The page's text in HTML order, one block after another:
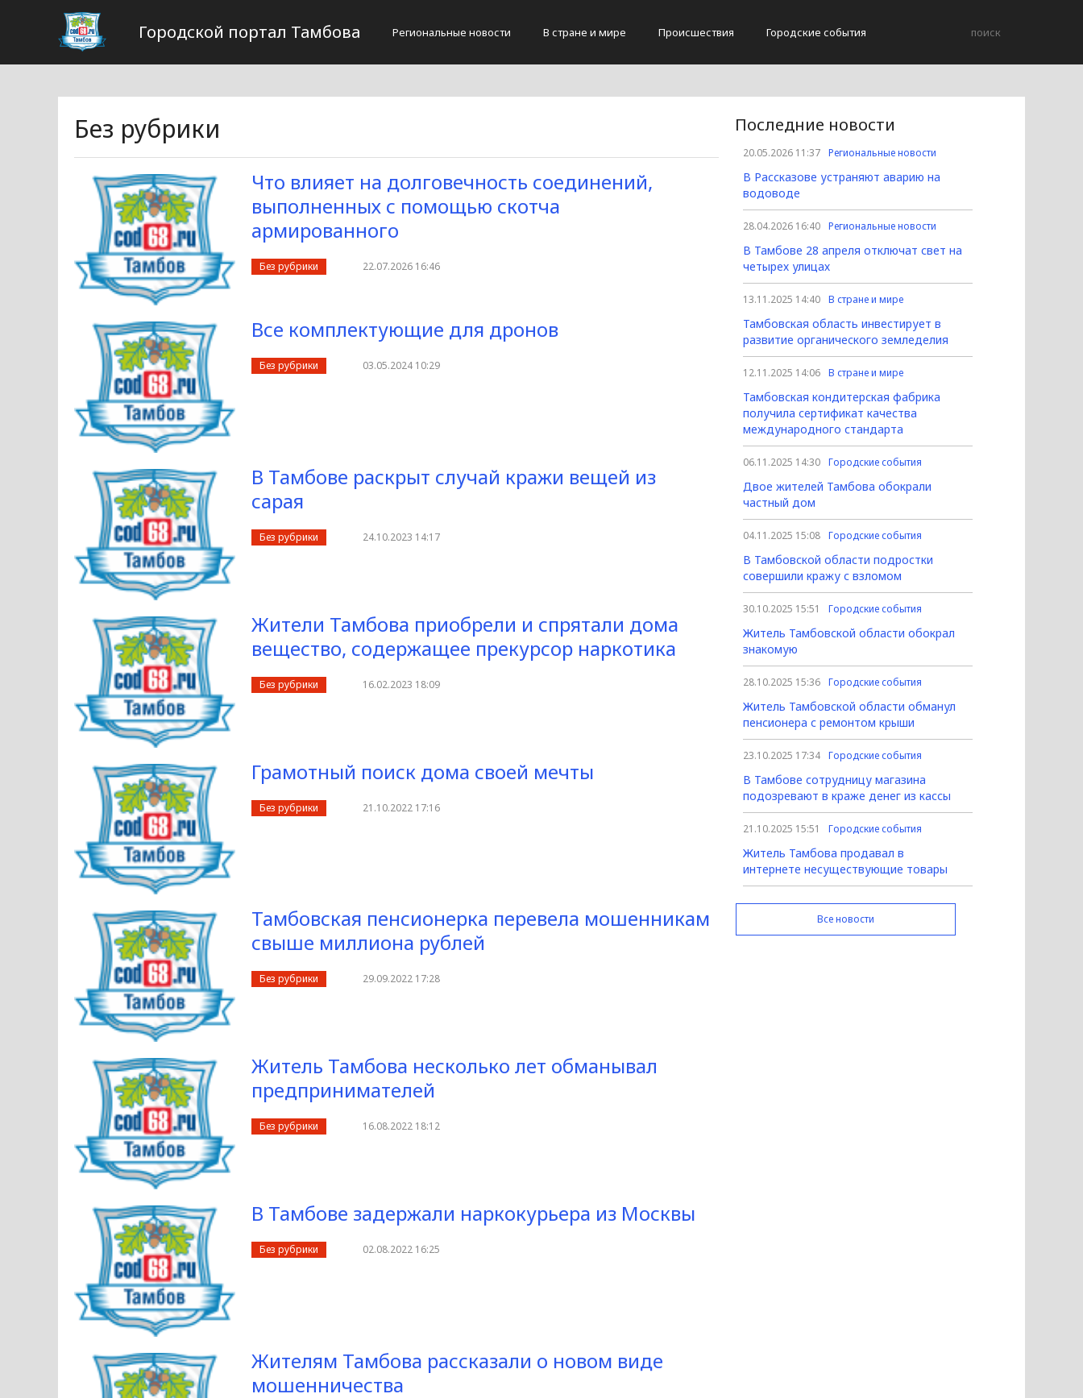
Городской портал Тамбова Региональные новости В стране и мире Происшествия Городские события
Без рубрики
Что влияет на долговечность соединений,
выполненных с помощью скотча
армированного
Без рубрики 22.07.2026 16:46
Все комплектующие для дронов
Без рубрики 03.05.2024 10:29
В Тамбове раскрыт случай кражи вещей из
сарая
Без рубрики 24.10.2023 14:17
Жители Тамбова приобрели и спрятали дома
вещество, содержащее прекурсор наркотика
Без рубрики 16.02.2023 18:09
Грамотный поиск дома своей мечты
Без рубрики 21.10.2022 17:16
Тамбовская пенсионерка перевела мошенникам
свыше миллиона рублей
Без рубрики 29.09.2022 17:28
Житель Тамбова несколько лет обманывал
предпринимателей
Без рубрики 16.08.2022 18:12
В Тамбове задержали наркокурьера из Москвы
Без рубрики 02.08.2022 16:25
Жителям Тамбова рассказали о новом виде
мошенничества
Последние новости
20.05.2026 11:37 Региональные новости
В Рассказове устраняют аварию на
водоводе
28.04.2026 16:40 Региональные новости
В Тамбове 28 апреля отключат свет на
четырех улицах
13.11.2025 14:40 В стране и мире
Тамбовская область инвестирует в
развитие органического земледелия
12.11.2025 14:06 В стране и мире
Тамбовская кондитерская фабрика
получила сертификат качества
международного стандарта
06.11.2025 14:30 Городские события
Двое жителей Тамбова обокрали
частный дом
04.11.2025 15:08 Городские события
В Тамбовской области подростки
совершили кражу с взломом
30.10.2025 15:51 Городские события
Житель Тамбовской области обокрал
знакомую
28.10.2025 15:36 Городские события
Житель Тамбовской области обманул
пенсионера с ремонтом крыши
23.10.2025 17:34 Городские события
В Тамбове сотрудницу магазина
подозревают в краже денег из кассы
21.10.2025 15:51 Городские события
Житель Тамбова продавал в
интернете несуществующие товары
Все новости